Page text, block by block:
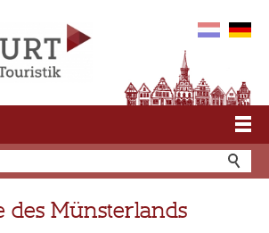
des Münsterlands